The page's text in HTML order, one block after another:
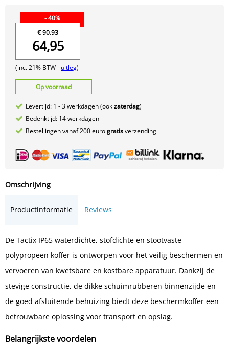
- 40%
€ 90.93
64,95
(inc. 21% BTW - uitleg)
Op voorraad
Levertijd: 1 - 3 werkdagen (ookzaterdag)
Bedenktijd: 14 werkdagen
Bestellingen vanaf 200 eurogratisverzending
Omschrijving
Productinformatie Reviews
De Tactix IP65 waterdichte, stofdichte en stootvaste
polypropeen koffer is ontworpen voor het veilig beschermen en
vervoeren van kwetsbare en kostbare apparatuur. Dankzij de
stevige constructie, de dikke schuimrubberen binnenzijde en
de goed afsluitende behuizing biedt deze beschermkoffer een
betrouwbare oplossing voor transport en opslag.
Belangrijkste voordelen